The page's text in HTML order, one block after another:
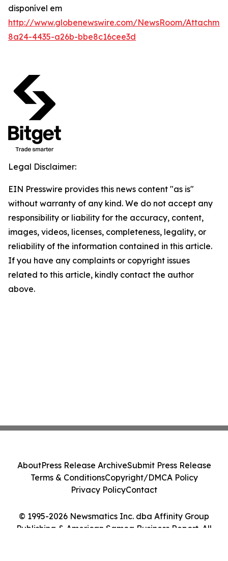
disponível em
http://www.globenewswire.com/NewsRoom/
8a24-4435-a26b-bbe8c16cee3d
Legal Disclaimer:
EIN Presswire provides this news content "as is"
without warranty of any kind. We do not accept any
responsibility or liability for the accuracy, content,
images, videos, licenses, completeness, legality, or
reliability of the information contained in this article.
If you have any complaints or copyright issues
related to this article, kindly contact the author
above.
© 1995-2026 Newsmatics Inc. dba Affinity Group
Publishing & American Samoa Business Report. All
AboutPress Release ArchiveSubmit Press Release
Terms & ConditionsCopyright/DMCA Policy
Privacy PolicyContact